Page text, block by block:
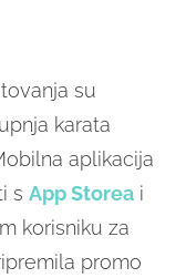
su
karata
aplikacija
s App Storea i
korisniku za
promo